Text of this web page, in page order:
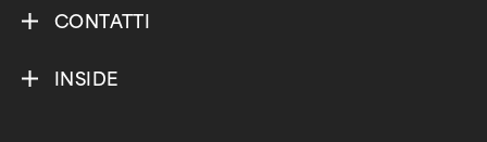
CONTATTI
INSIDE